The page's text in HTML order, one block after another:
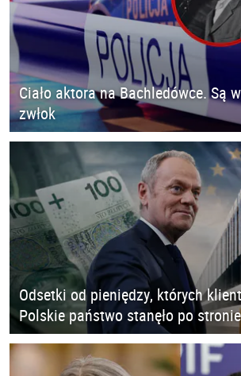
Ciało aktora na Bachledówce. Są
zwłok
Odsetki od pieniędzy, których
Polskie państwo stanęło po